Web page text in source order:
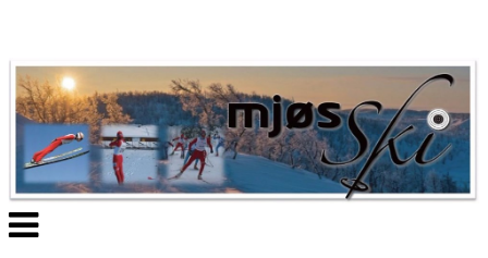
Veksle
navigasjon